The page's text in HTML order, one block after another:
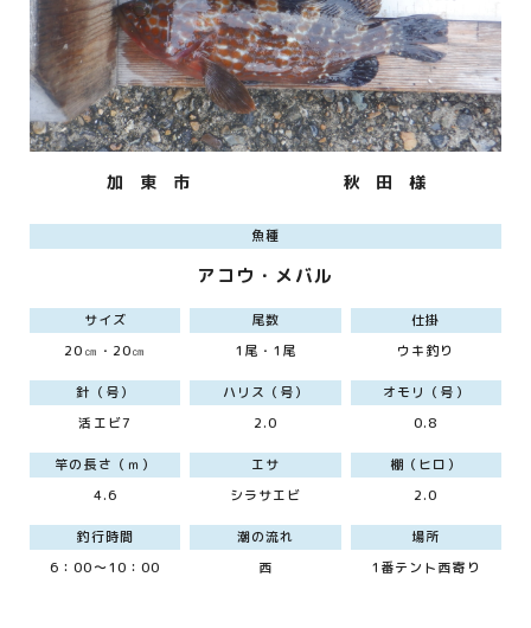
加 東 市 秋 田 様
魚種
アコウ・メバル
サイズ
20㎝・20㎝
尾数
1尾・1尾
仕掛
ウキ釣り
針（号）
活エビ7
ハリス（号）
2.0
オモリ（号）
0.8
竿の長さ（ｍ）
4.6
エサ
シラサエビ
棚（ヒロ）
2.0
釣行時間
6：00～10：00
潮の流れ
西
場所
1番テント西寄り